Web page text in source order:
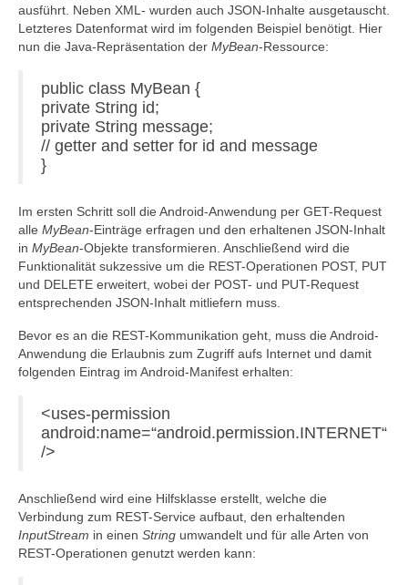
ausführt. Neben XML- wurden auch JSON-Inhalte ausgetauscht.
Letzteres Datenformat wird im folgenden Beispiel benötigt. Hier
nun die Java-Repräsentation der MyBean-Ressource:
public class MyBean {
private String id;
private String message;
// getter and setter for id and message
}
Im ersten Schritt soll die Android-Anwendung per GET-Request
alle MyBean-Einträge erfragen und den erhaltenen JSON-Inhalt
in MyBean-Objekte transformieren. Anschließend wird die
Funktionalität sukzessive um die REST-Operationen POST, PUT
und DELETE erweitert, wobei der POST- und PUT-Request
entsprechenden JSON-Inhalt mitliefern muss.
Bevor es an die REST-Kommunikation geht, muss die Android-
Anwendung die Erlaubnis zum Zugriff aufs Internet und damit
folgenden Eintrag im Android-Manifest erhalten:
<uses-permission
android:name=“android.permission.INTERNET“
/>
Anschließend wird eine Hilfsklasse erstellt, welche die
Verbindung zum REST-Service aufbaut, den erhaltenden
InputStream in einen String umwandelt und für alle Arten von
REST-Operationen genutzt werden kann: